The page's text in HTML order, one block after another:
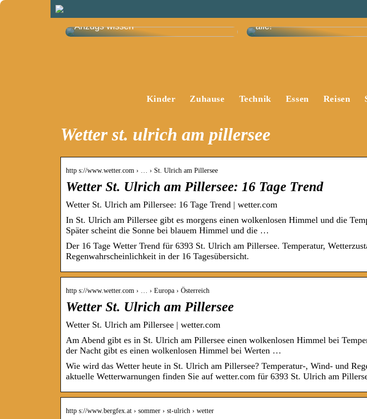
Das müssen Sie vor dem Kauf eines
Anzugs wissen
Skandi-Trend: Diese Sofas
alle!
Kinder Zuhause Technik Essen Reisen
Wetter st. ulrich am pillersee
http s://www.wetter.com › … › St. Ulrich am Pillersee
Wetter St. Ulrich am Pillersee: 16 Tage Trend
Wetter St. Ulrich am Pillersee: 16 Tage Trend | wetter.com
In St. Ulrich am Pillersee gibt es morgens einen wolkenlosen Himmel und die
Später scheint die Sonne bei blauem Himmel und die …
Der 16 Tage Wetter Trend für 6393 St. Ulrich am Pillersee. Temperatur,
Regenwahrscheinlichkeit in der 16 Tagesübersicht.
http s://www.wetter.com › … › Europa › Österreich
Wetter St. Ulrich am Pillersee
Wetter St. Ulrich am Pillersee | wetter.com
Am Abend gibt es in St. Ulrich am Pillersee einen wolkenlosen Himmel bei
der Nacht gibt es einen wolkenlosen Himmel bei Werten …
Wie wird das Wetter heute in St. Ulrich am Pillersee? Temperatur-, Wind- und
aktuelle Wetterwarnungen finden Sie auf wetter.com für 6393 St. Ulrich am
http s://www.bergfex.at › sommer › st-ulrich › wetter